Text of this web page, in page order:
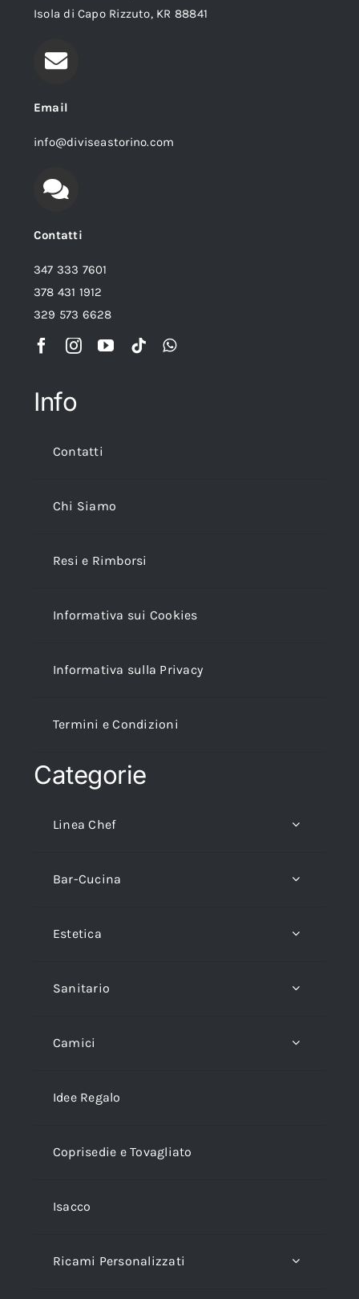
Isola di Capo Rizzuto, KR 88841
Email
info@diviseastorino.com
Contatti
347 333 7601
378 431 1912
329 573 6628
Info
Contatti
Chi Siamo
Resi e Rimborsi
Informativa sui Cookies
Informativa sulla Privacy
Termini e Condizioni
Categorie
Linea Chef
Bar-Cucina
Estetica
Sanitario
Camici
Idee Regalo
Coprisedie e Tovagliato
Isacco
Ricami Personalizzati